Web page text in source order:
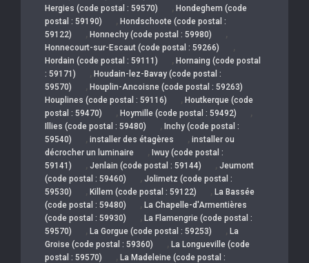
Hergies (code postal : 59570)
, Hondeghem (code
postal : 59190)
, Hondschoote (code postal :
59122)
, Honnechy (code postal : 59980) ,
Honnecourt-sur-Escaut (code postal : 59266) ,
Hordain (code postal : 59111) , Hornaing (code postal
: 59171)
, Houdain-lez-Bavay (code postal :
59570)
, Houplin-Ancoisne (code postal : 59263)
Houplines (code postal : 59116)
, Houtkerque (code
postal : 59470)
, Hoymille (code postal : 59492) ,
Illies (code postal : 59480) , Inchy (code postal :
59540)
, installer des étagères , installer ou
décrocher un luminaire
, Iwuy (code postal :
59141)
, Jenlain (code postal : 59144) , Jeumont
(code postal : 59460)
, Jolimetz (code postal :
59530)
, Killem (code postal : 59122) , La Bassée
(code postal : 59480)
, La Chapelle-d'Armentières
(code postal : 59930)
, La Flamengrie (code postal :
59570)
, La Gorgue (code postal : 59253) , La
Groise (code postal : 59360)
, La Longueville (code
postal : 59570)
, La Madeleine (code postal :